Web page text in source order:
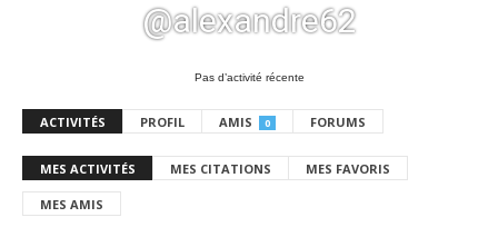
@alexandre62
Pas d’activité récente
ACTIVITÉS PROFIL AMIS 0 FORUMS
MES ACTIVITÉS MES CITATIONS MES FAVORIS
MES AMIS